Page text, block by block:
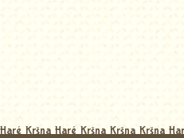
Haré Kršna Haré Kršna Kršna Kršna